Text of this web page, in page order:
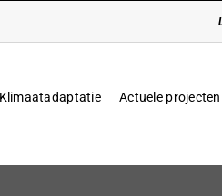
Klimaatadaptatie Actuele projecten